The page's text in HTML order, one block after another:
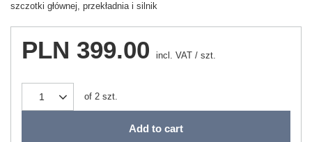
szczotki głównej, przekładnia i silnik
PLN 399.00 incl. VAT / szt.
of 2 szt.
Add to cart